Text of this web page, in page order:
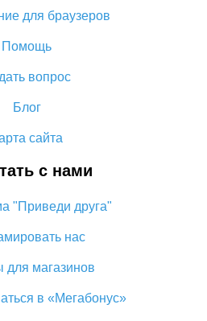
отзывы покупателей
самый большой кэшбэк на
простые способы
для браузеров
Помощь
вопрос
Блог
сайта
с нами
"Приведи друга"
нас
для магазинов
в «Мегабонус»